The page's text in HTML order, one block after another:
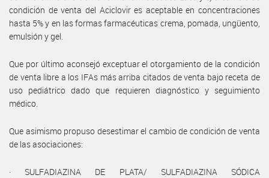
condición de venta del Aciclovir es aceptable en concentraciones
hasta 5% y en las formas farmacéuticas crema, pomada, ungüento,
emulsión y gel.
Que por último aconsejó exceptuar el otorgamiento de la condición
de venta libre a los IFAs más arriba citados de venta bajo receta de
uso pediátrico dado que requieren diagnóstico y seguimiento
médico.
Que asimismo propuso desestimar el cambio de condición de venta
de las asociaciones:
· SULFADIAZINA DE PLATA/ SULFADIAZINA SÓDICA